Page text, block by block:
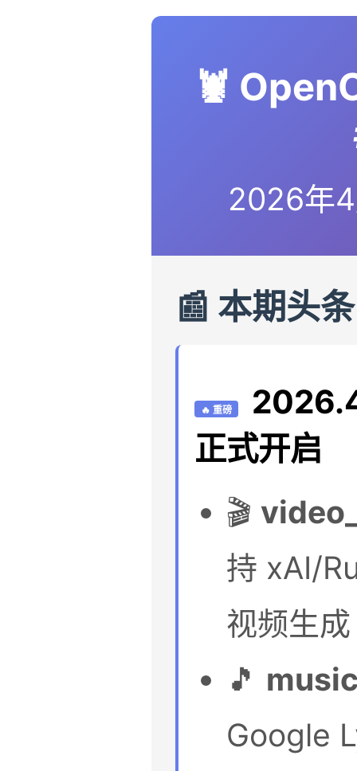
🦞
2026年
📰 本期头条
🔥 重磅
正式开启
🎬
持 xAI/
视频生成
🎵
Google